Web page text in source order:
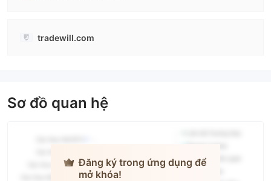
tradewill.com
Sơ đồ quan hệ
Đăng ký trong ứng dụng để
mở khóa!